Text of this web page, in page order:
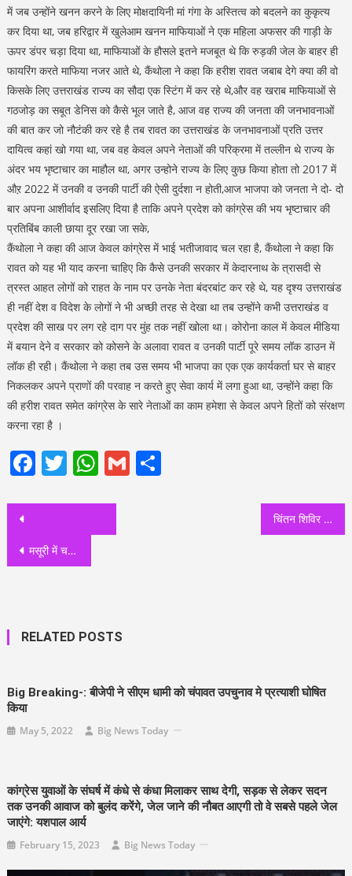
में जब उन्होंने खनन करने के लिए मोक्षदायिनी मां गंगा के अस्तित्व को बदलने का कुकृत्य
कर दिया था, जब हरिद्वार में खुलेआम खनन माफियाओं ने एक महिला अफसर की गाड़ी के
ऊपर डंपर चड़ा दिया था, माफियाओं के हौसले इतने मजबूत थे कि रुड़की जेल के बाहर ही
फायरिंग करते माफिया नजर आते थे, कैंथोला ने कहा कि हरीश रावत जबाब देगे क्या की वो
किसके लिए उत्तराखंड राज्य का सौदा एक स्टिंग में कर रहे थे,और वह खराब माफियाओं से
गठजोड़ का सबूत डेनिस को कैसे भूल जाते है, आज वह राज्य की जनता की जनभावनाओं
की बात कर जो नौटंकी कर रहे है तब रावत का उत्तराखंड के जनभावनाओं प्रति उत्तर
दायित्व कहां खो गया था, जब वह केवल अपने नेताओं की परिक्रमा में तल्लीन थे राज्य के
अंदर भय भृष्टाचार का माहौल था, अगर उन्होने राज्य के लिए कुछ किया होता तो 2017 में
औऱ 2022 में उनकी व उनकी पार्टी की ऐसी दुर्दशा न होती,आज भाजपा को जनता ने दो- दो
बार अपना आशीर्वाद इसलिए दिया है ताकि अपने प्रदेश को कांग्रेस की भय भृष्टाचार की
प्रतिबिंब काली छाया दूर रखा जा सके,
कैंथोला ने कहा की आज केवल कांग्रेस में भाई भतीजावाद चल रहा है, कैंथोला ने कहा कि
रावत को यह भी याद करना चाहिए कि कैसे उनकी सरकार में केदारनाथ के त्रासदी से
त्रस्त आहत लोगों को राहत के नाम पर उनके नेता बंदरबांट कर रहे थे, यह दृश्य उत्तराखंड
ही नहीं देश व विदेश के लोगों ने भी अच्छी तरह से देखा था तब उन्होंने कभी उत्तराखंड व
प्रदेश की साख पर लग रहे दाग पर मुंह तक नहीं खोला था। कोरोना काल में केवल मीडिया
में बयान देने व सरकार को कोसने के अलावा रावत व उनकी पार्टी पूरे समय लॉक डाउन में
लॉक ही रही। कैंथोला ने कहा तब उस समय भी भाजपा का एक एक कार्यकर्ता घर से बाहर
निकलकर अपने प्राणों की परवाह न करते हुए सेवा कार्य में लगा हुआ था, उन्होंने कहा कि
की हरीश रावत समेत कांग्रेस के सारे नेताओं का काम हमेशा से केवल अपने हितों को संरक्षण
करना रहा है ।
Facebook
Twitter
WhatsApp
GmailShare
Post
navigation
मसूरी में चल रहे चिंतन शिविर के दौरान अचानक पहुँचे मुख्यमंत्री, सभागार में श्रोता की तरह बैठकर सुनने लगे विचार
चिंतन शिविर में स्वास्थ्य विषय पर स्वास्थ्य सचिव डॉ आर राजेश कुमार द्वारा दिया गया प्रस्तुतिकरण
RELATED POSTS
Big Breaking-: बीजेपी ने सीएम धामी को चंपावत उपचुनाव मे प्रत्याशी घोषित
किया
May 5, 2022 Big News Today
कांग्रेस युवाओं के संघर्ष में कंधे से कंधा मिलाकर साथ देगी, सड़क से लेकर सदन
तक उनकी आवाज को बुलंद करेंगे, जेल जाने की नौबत आएगी तो वे सबसे पहले जेल
जाएंगे: यशपाल आर्य
February 15, 2023 Big News Today